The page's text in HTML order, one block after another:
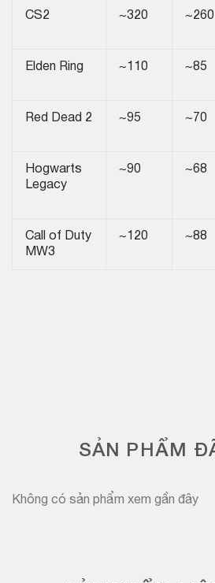
CS2 ~320 ~260
Elden Ring ~110 ~85
Red Dead 2 ~95 ~70
Hogwarts
Legacy
~90 ~68
Call of Duty
MW3
~120 ~88
SẢN PHẨM
Không có sản phẩm xem gần đây